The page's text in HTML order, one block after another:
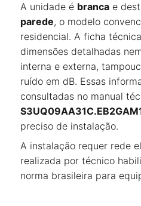
A unidade é branca e
parede, o modelo
residencial. A ficha
dimensões detalhadas
interna e externa,
ruído em dB. Essas
consultadas no manual
preciso de instalação.
A instalação requer rede
realizada por técnico
norma brasileira para